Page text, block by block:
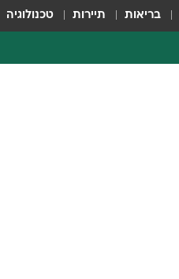
בריאות תיירות טכנולוגיה